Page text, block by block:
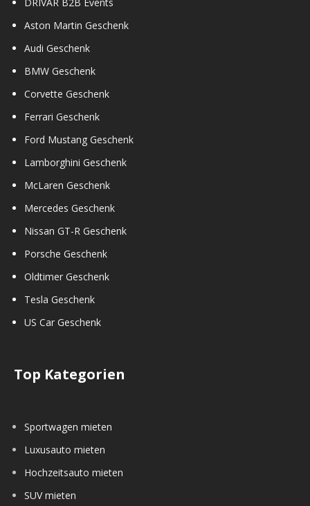
Aston Martin Geschenk
Audi Geschenk
BMW Geschenk
Corvette Geschenk
Ferrari Geschenk
Ford Mustang Geschenk
Lamborghini Geschenk
McLaren Geschenk
Mercedes Geschenk
Nissan GT-R Geschenk
Porsche Geschenk
Oldtimer Geschenk
Tesla Geschenk
US Car Geschenk
Top Kategorien
Sportwagen mieten
Luxusauto mieten
Hochzeitsauto mieten
SUV mieten